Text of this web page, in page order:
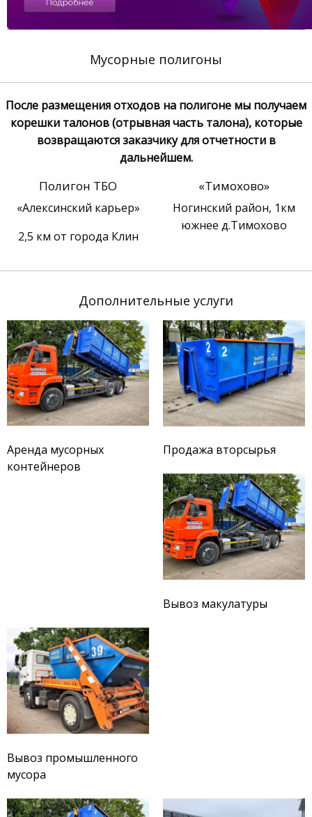
Мусорные полигоны
После размещения отходов на полигоне мы получаем
корешки талонов (отрывная часть талона), которые
возвращаются заказчику для отчетности в
дальнейшем.
Полигон ТБО
«Алексинский карьер»
2,5 км от города Клин
«Тимохово»
Ногинский район, 1км
южнее д.Тимохово
Дополнительные услуги
Аренда мусорных
контейнеров
Продажа вторсырья
Вывоз макулатуры
Вывоз промышленного
мусора